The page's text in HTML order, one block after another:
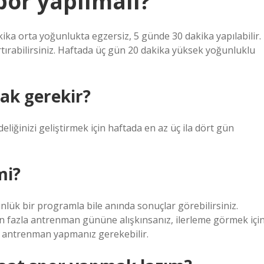
orta yoğunlukta egzersiz, 5 günde 30 dakika yapılabilir.
Haftada üç gün 20 dakika yüksek yoğunluklu
gerekir?
geliştirmek için haftada en az üç ila dört gün
bir programla bile anında sonuçlar görebilirsiniz.
antrenman gününe alışkınsanız, ilerleme görmek
yapmanız gerekebilir.